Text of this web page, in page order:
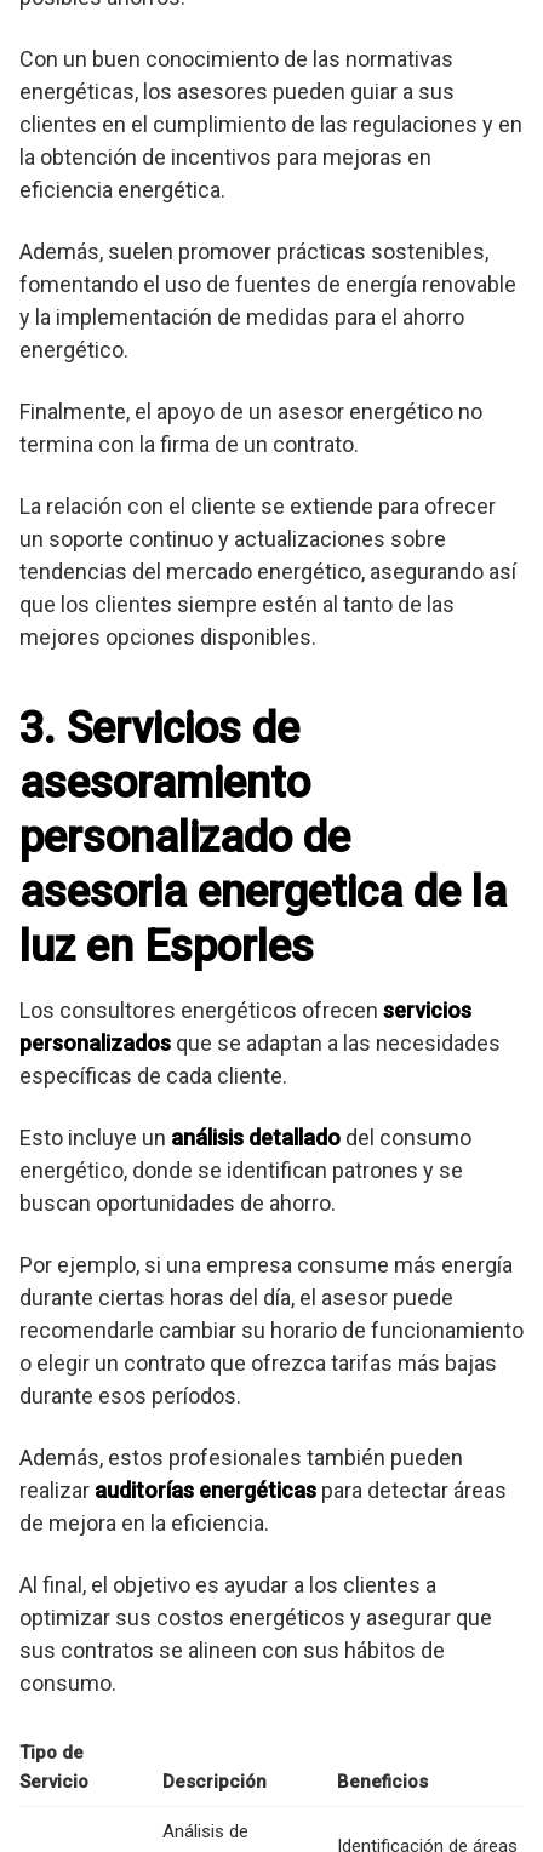
Con un buen conocimiento de las normativas
energéticas, los asesores pueden guiar a sus
clientes en el cumplimiento de las regulaciones y en
la obtención de incentivos para mejoras en
eficiencia energética.
Además, suelen promover prácticas sostenibles,
fomentando el uso de fuentes de energía renovable
y la implementación de medidas para el ahorro
energético.
Finalmente, el apoyo de un asesor energético no
termina con la firma de un contrato.
La relación con el cliente se extiende para ofrecer
un soporte continuo y actualizaciones sobre
tendencias del mercado energético, asegurando así
que los clientes siempre estén al tanto de las
mejores opciones disponibles.
3. Servicios de
asesoramiento
personalizado de
asesoria energetica de la
luz en Esporles
Los consultores energéticos ofrecen servicios
personalizados que se adaptan a las necesidades
específicas de cada cliente.
Esto incluye un análisis detallado del consumo
energético, donde se identifican patrones y se
buscan oportunidades de ahorro.
Por ejemplo, si una empresa consume más energía
durante ciertas horas del día, el asesor puede
recomendarle cambiar su horario de funcionamiento
o elegir un contrato que ofrezca tarifas más bajas
durante esos períodos.
Además, estos profesionales también pueden
realizar auditorías energéticas para detectar áreas
de mejora en la eficiencia.
Al final, el objetivo es ayudar a los clientes a
optimizar sus costos energéticos y asegurar que
sus contratos se alineen con sus hábitos de
consumo.
Tipo de
Servicio
Descripción Beneficios
Análisis de
Identificación de áreas